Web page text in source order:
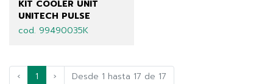
KIT COOLER UNIT
UNITECH PULSE
cod. 99490035K
‹ 1 › Desde 1 hasta 17 de 17